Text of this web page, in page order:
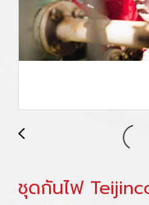
ชุดกันไฟ